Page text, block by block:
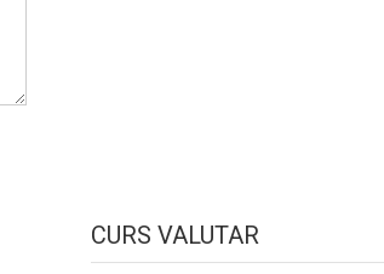
CURS VALUTAR